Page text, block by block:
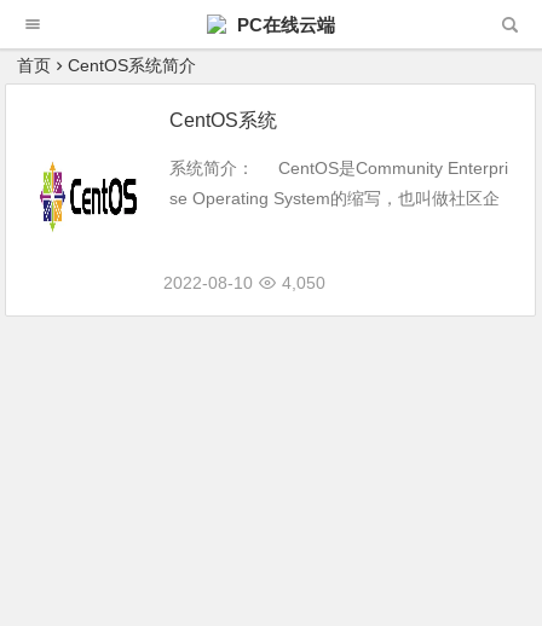
PC在线云端
首页 CentOS系统简介
CentOS系统
系统简介： CentOS是Community Enterpri
se Operating System的缩写，也叫做社区企
2022-08-10
4,050